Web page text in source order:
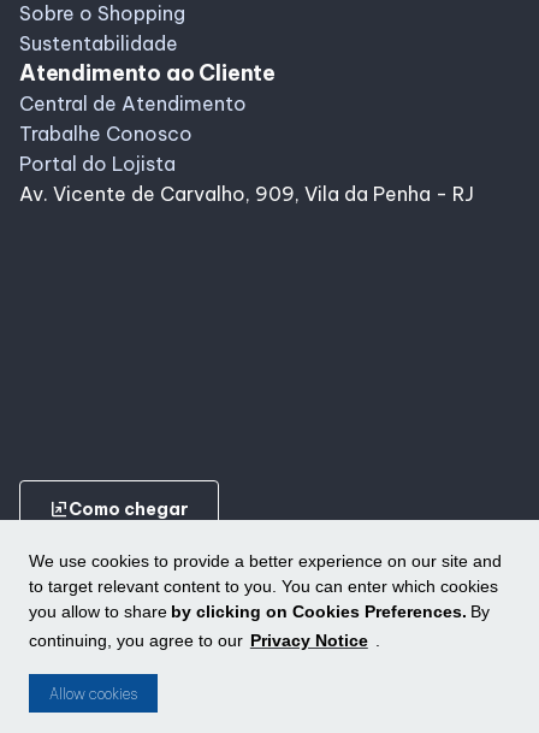
We use cookies to provide a better experience on our site and
to target relevant content to you. You can enter which cookies
you allow to share by clicking on Cookies Preferences. By
continuing, you agree to our Privacy Notice .
Allow cookies
Sobre o Shopping
Sustentabilidade
Atendimento ao Cliente
Central de Atendimento
Trabalhe Conosco
Portal do Lojista
Av. Vicente de Carvalho, 909, Vila da Penha - RJ
ungroupComo chegar
Conheça outros shoppings da ALLOS